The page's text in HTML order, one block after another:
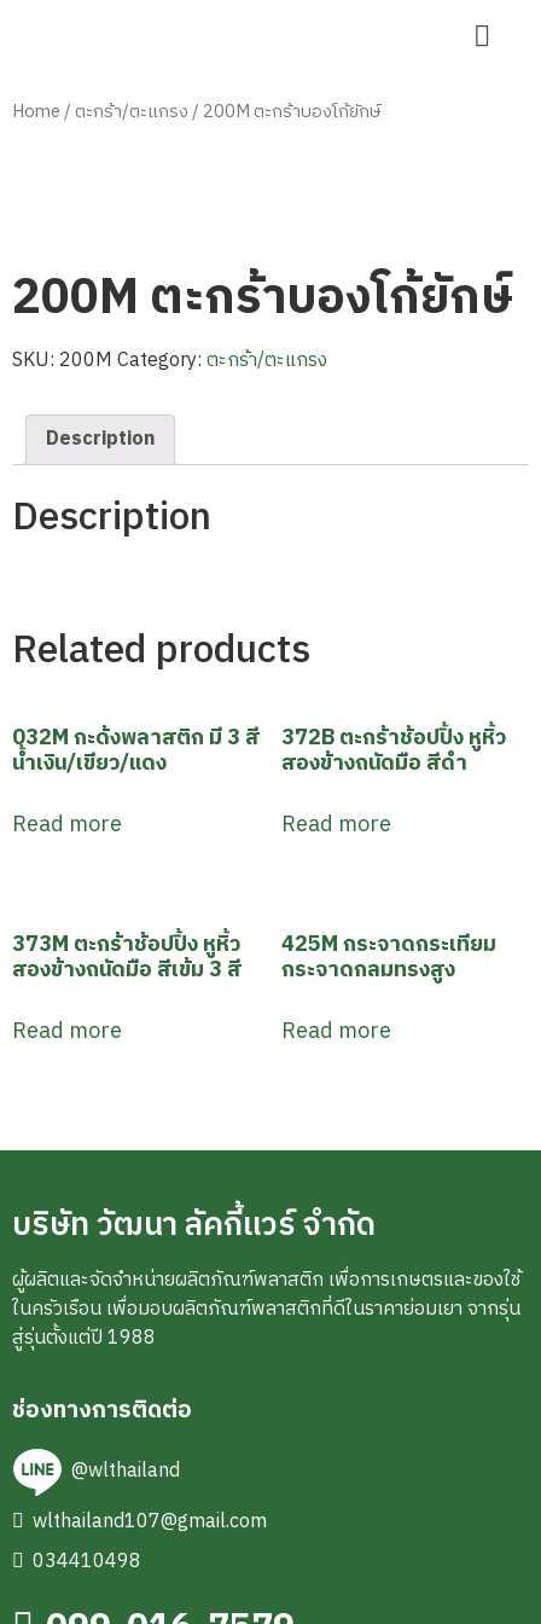
Home/ ตะกร้า/ตะแกรง/ 200M ตะกร้าบองโก้ยักษ์
200M ตะกร้าบองโก้ยักษ์
SKU: 200M Category:ตะกร้า/ตะแกรง
Description
Description
Related products
032M กะด้งพลาสติก มี 3 สี
น้ำเงิน/เขียว/แดง
Read more
372B ตะกร้าช้อปปิ้ง หูหิ้ว
สองข้างถนัดมือ สีดำ
Read more
373M ตะกร้าช้อปปิ้ง หูหิ้ว
สองข้างถนัดมือ สีเข้ม 3 สี
Read more
425M กระจาดกระเทียม
กระจาดกลมทรงสูง
Read more
บริษัท วัฒนา ลัคกี้แวร์ จำกัด
ผู้ผลิตและจัดจำหน่ายผลิตภัณฑ์พลาสติก เพื่อการเกษตรและของใช้
ในครัวเรือน เพื่อมอบผลิตภัณฑ์พลาสติกที่ดีในราคาย่อมเยา จากรุ่น
สู่รุ่นตั้งแต่ปี 1988
ช่องทางการติดต่อ
@wlthailand
wlthailand107@gmail.com
034410498